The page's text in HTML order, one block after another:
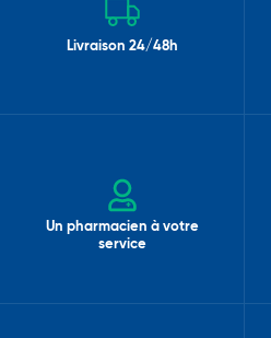
Livraison 24/48h
Un pharmacien à votre
service